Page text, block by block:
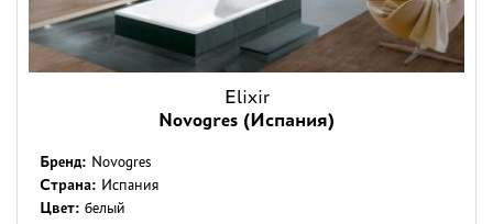
Elixir
Novogres (Испания)
Бренд: Novogres
Страна: Испания
Цвет: белый